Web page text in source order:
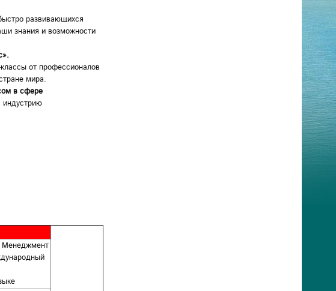
развивающихся
знания и возможности
от профессионалов
мира.
в сфере
индустрию
Менеджмент